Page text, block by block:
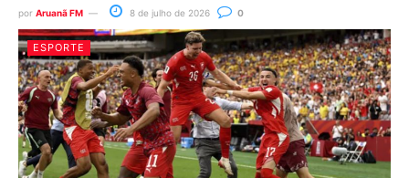
por Aruanã FM 8 de julho de 2026 0
ESPORTE